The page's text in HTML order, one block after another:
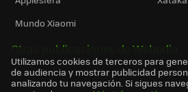
Mundo Xiaomi
Otras publicaciones de Webedia
Utilizamos cookies de terceros para
de audiencia y mostrar publicidad
analizando tu navegación. Si sigues